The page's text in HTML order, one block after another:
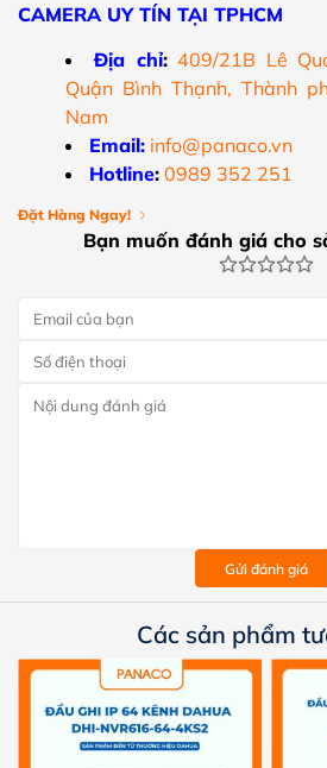
CAMERA UY TÍN TẠI TPHCM
Địa chỉ: 409/21B Lê
Quận Bình Thạnh, Thành
Nam
Email: info@panaco.vn
Hotline: 0989 352 251
Đặt Hàng Ngay!
Bạn muốn đánh giá cho
Gửi đánh giá
Các sản phẩm